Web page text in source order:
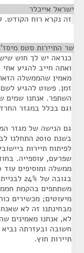
ישראל אייכלר
זה נקרא רוח הקודש.
שר התיירות סטס
כנראה יש לך חוש
ואתה חייב להגיע
מאמין שהממשלה
זמן. פשוט להגיע
השתפר. אנחנו שמים
וגם בכלל במגזר
גם הנישה של מגזר
לפיתוח תיירות
שפרעם, עוספייה.
בגובה
משתתפים בהקמת
מיעוטים; מכשירים
מבחינתנו זה לא
לא, אנחנו מאמינים
חשובה ובעזרתה נביא
תיירות חוץ.